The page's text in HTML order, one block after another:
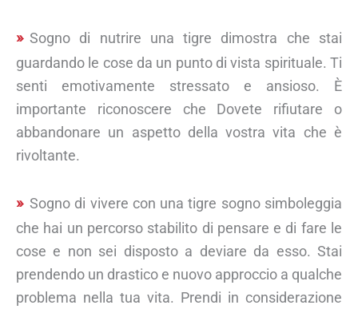
Sogno di nutrire una tigre dimostra che stai
guardando le cose da un punto di vista spirituale. Ti
senti emotivamente stressato e ansioso. È
importante riconoscere che Dovete rifiutare o
abbandonare un aspetto della vostra vita che è
rivoltante.
Sogno di vivere con una tigre sogno simboleggia
che hai un percorso stabilito di pensare e di fare le
cose e non sei disposto a deviare da esso. Stai
prendendo un drastico e nuovo approccio a qualche
problema nella tua vita. Prendi in considerazione